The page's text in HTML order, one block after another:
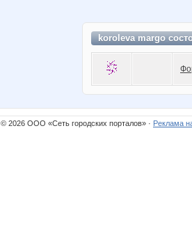
koroleva margo
© 2026 ООО «Сеть городских порталов» · Реклама